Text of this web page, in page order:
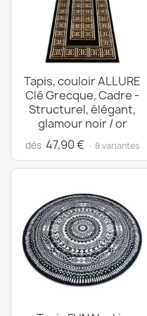
Tapis, couloir ALLURE
Clé Grecque, Cadre -
Structurel, élégant,
glamour noir / or
dès 47,90 € · 8 variantes